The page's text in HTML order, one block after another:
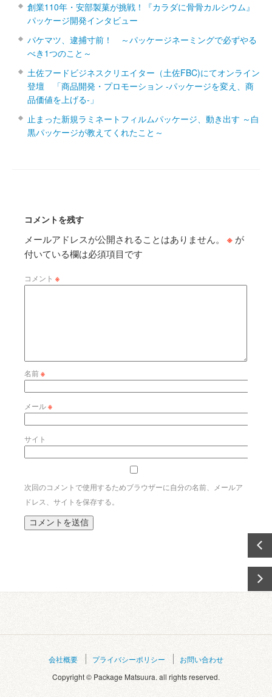
創業110年・安部製菓が挑戦！『カラダに骨骨カルシウム』
パッケージ開発インタビュー
パケマツ、逮捕寸前！ ～パッケージネーミングで必ずやる
べき1つのこと～
土佐フードビジネスクリエイター（土佐FBC)にてオンライン
登壇 「商品開発・プロモーション ‐パッケージを変え、商
品価値を上げる‐」
止まった新規ラミネートフィルムパッケージ、動き出す ～白
黒パッケージが教えてくれたこと～
コメントを残す
メールアドレスが公開されることはありません。 ※ が
付いている欄は必須項目です
コメント ※
名前※
メール※
サイト
次回のコメントで使用するためブラウザーに自分の名前、メールア
ドレス、サイトを保存する。
会社概要 プライバシーポリシー
お問い合わせ
Copyright © Package Matsuura. all rights reserved.